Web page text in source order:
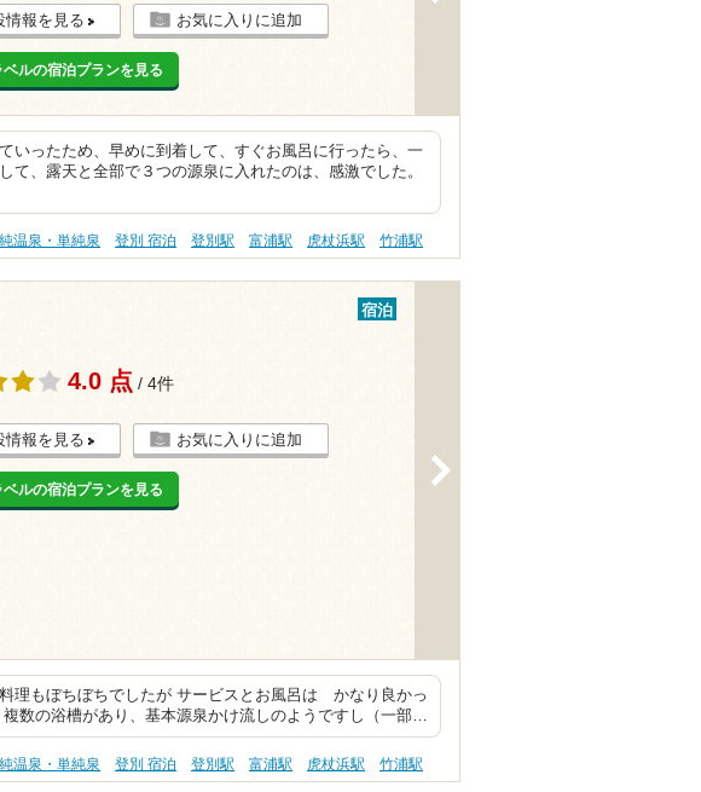
情報を見る お気に入りに追加
ルの宿泊プランを見る
いったため、早めに到着して、すぐお風呂に行ったら、一
て、露天と全部で３つの源泉に入れたのは、感激でした。
温泉・単純泉 登別 宿泊 登別駅 富浦駅 虎杖浜駅 竹浦駅
宿泊
4.0 点 / 4件
情報を見る お気に入りに追加
ルの宿泊プランを見る
理もぼちぼちでしたが サービスとお風呂は かなり良かっ
数の浴槽があり、基本源泉かけ流しのようですし（一部…
温泉・単純泉 登別 宿泊 登別駅 富浦駅 虎杖浜駅 竹浦駅